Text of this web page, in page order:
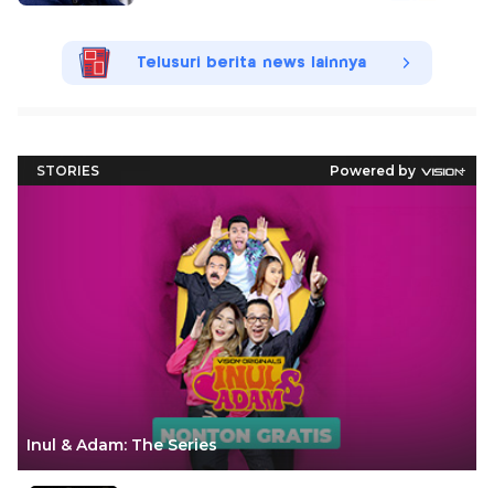
Telusuri berita news lainnya